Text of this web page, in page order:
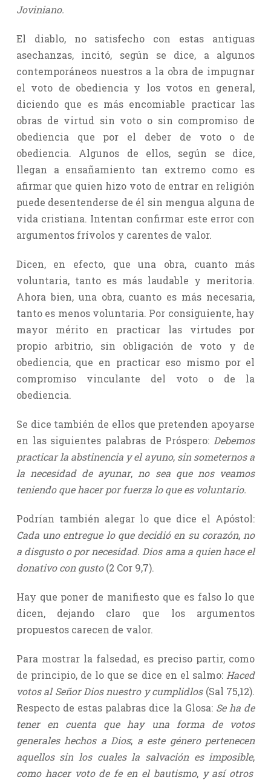
Joviniano.
El diablo, no satisfecho con estas antiguas
asechanzas, incitó, según se dice, a algunos
contemporáneos nuestros a la obra de impugnar
el voto de obediencia y los votos en general,
diciendo que es más encomiable practicar las
obras de virtud sin voto o sin compromiso de
obediencia que por el deber de voto o de
obediencia. Algunos de ellos, según se dice,
llegan a ensañamiento tan extremo como es
afirmar que quien hizo voto de entrar en religión
puede desentenderse de él sin mengua alguna de
vida cristiana. Intentan confirmar este error con
argumentos frívolos y carentes de valor.
Dicen, en efecto, que una obra, cuanto más
voluntaria, tanto es más laudable y meritoria.
Ahora bien, una obra, cuanto es más necesaria,
tanto es menos voluntaria. Por consiguiente, hay
mayor mérito en practicar las virtudes por
propio arbitrio, sin obligación de voto y de
obediencia, que en practicar eso mismo por el
compromiso vinculante del voto o de la
obediencia.
Se dice también de ellos que pretenden apoyarse
en las siguientes palabras de Próspero: Debemos
practicar la abstinencia y el ayuno,sin someternos a
la necesidad de ayunar, no sea que nos veamos
teniendo que hacer por fuerza lo que es voluntario.
Podrían también alegar lo que dice el Apóstol:
Cada uno entregue lo que decidió en su corazón,no
a disgusto o por necesidad. Dios ama a quien hace el
donativo con gusto(2 Cor 9,7).
Hay que poner de manifiesto que es falso lo que
dicen, dejando claro que los argumentos
propuestos carecen de valor.
Para mostrar la falsedad, es preciso partir, como
de principio, de lo que se dice en el salmo: Haced
votos al Señor Dios nuestro y cumplidlos (Sal 75,12).
Respecto de estas palabras dice la Glosa: Se ha de
tener en cuenta que hay una forma de votos
generales hechos a Dios; a este género pertenecen
aquellos sin los cuales la salvación es imposible,
como hacer voto de fe en el bautismo,y así otros